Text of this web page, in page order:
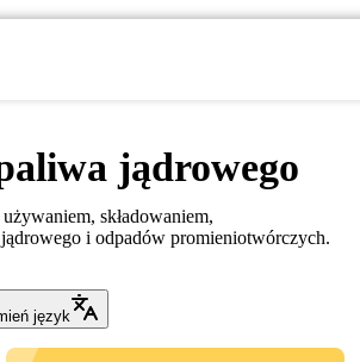
jądrowego
składowaniem,
i odpadów promieniotwórczych.
język